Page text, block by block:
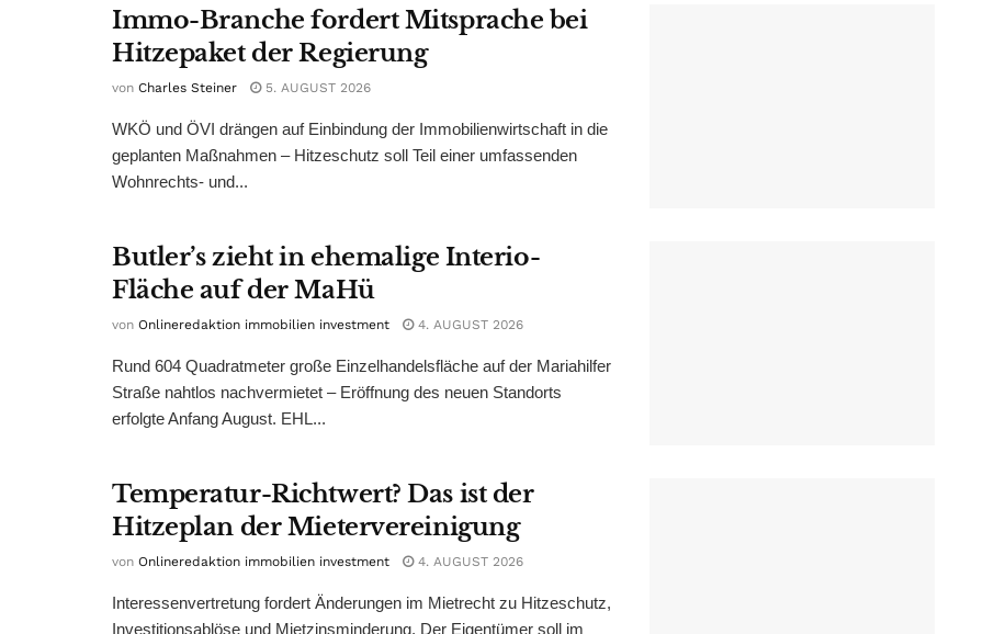
Immo-Branche fordert Mitsprache bei
Hitzepaket der Regierung
von Charles Steiner 5. AUGUST 2026
WKÖ und ÖVI drängen auf Einbindung der Immobilienwirtschaft in die
geplanten Maßnahmen – Hitzeschutz soll Teil einer umfassenden
Wohnrechts- und...
Butler’s zieht in ehemalige Interio-
Fläche auf der MaHü
von Onlineredaktion immobilien investment 4. AUGUST 2026
Rund 604 Quadratmeter große Einzelhandelsfläche auf der Mariahilfer
Straße nahtlos nachvermietet – Eröffnung des neuen Standorts
erfolgte Anfang August. EHL...
Temperatur-Richtwert? Das ist der
Hitzeplan der Mietervereinigung
von Onlineredaktion immobilien investment 4. AUGUST 2026
Interessenvertretung fordert Änderungen im Mietrecht zu Hitzeschutz,
Investitionsablöse und Mietzinsminderung. Der Eigentümer soll im